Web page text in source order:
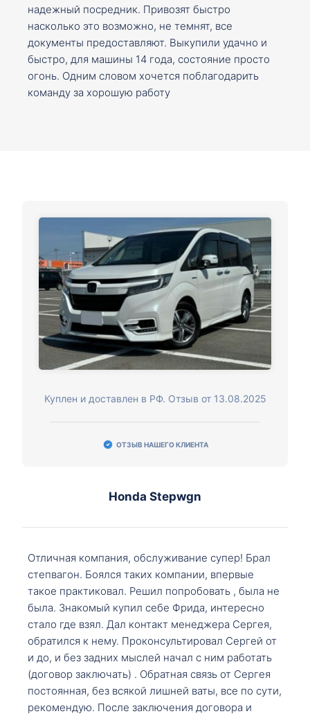
надежный посредник. Привозят быстро
насколько это возможно, не темнят, все
документы предоставляют. Выкупили удачно и
быстро, для машины 14 года, состояние просто
огонь. Одним словом хочется поблагодарить
команду за хорошую работу
Куплен и доставлен в РФ. Отзыв от 13.08.2025
ОТЗЫВ НАШЕГО КЛИЕНТА
Honda Stepwgn
Отличная компания, обслуживание супер! Брал
степвагон. Боялся таких компании, впервые
такое практиковал. Решил попробовать , была не
была. Знакомый купил себе Фрида, интересно
стало где взял. Дал контакт менеджера Сергея,
обратился к нему. Проконсультировал Сергей от
и до, и без задних мыслей начал с ним работать
(договор заключать) . Обратная связь от Сергея
постоянная, без всякой лишней ваты, все по сути,
рекомендую. После заключения договора и